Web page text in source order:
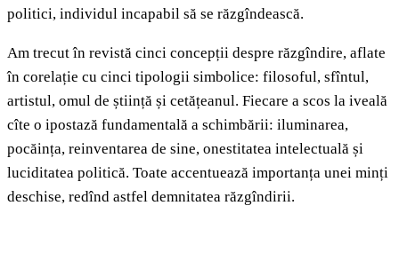
politici, individul incapabil să se răzgîndească.
Am trecut în revistă cinci concepții despre răzgîndire, aflate
în corelație cu cinci tipologii simbolice: filosoful, sfîntul,
artistul, omul de știință și cetățeanul. Fiecare a scos la iveală
cîte o ipostază fundamentală a schimbării: iluminarea,
pocăința, reinventarea de sine, onestitatea intelectuală și
luciditatea politică. Toate accentuează importanța unei minți
deschise, redînd astfel demnitatea răzgîndirii.